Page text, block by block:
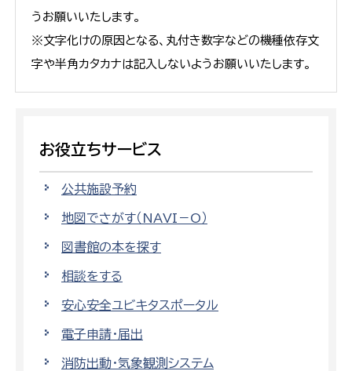
うお願いいたします。
※文字化けの原因となる、丸付き数字などの機種依存文
字や半角カタカナは記入しないようお願いいたします。
お役立ちサービス
公共施設予約
地図でさがす（NAVI－O）
図書館の本を探す
相談をする
安心安全ユビキタスポータル
電子申請・届出
消防出動・気象観測システム